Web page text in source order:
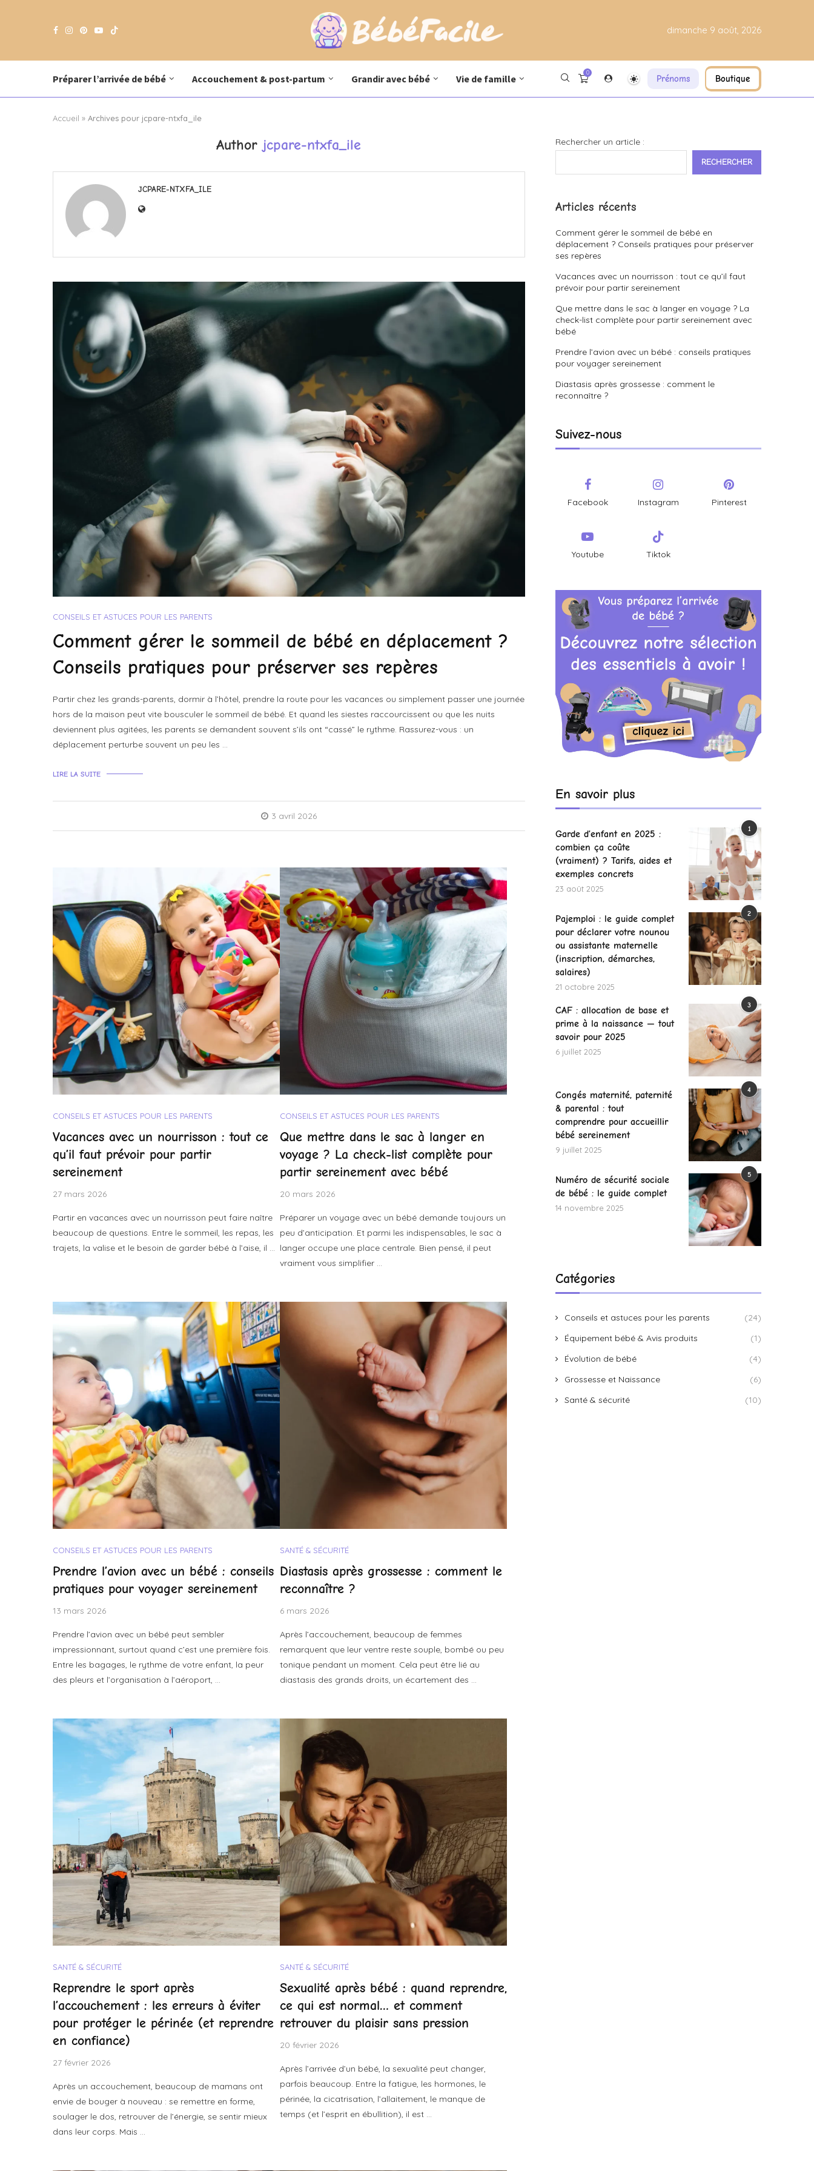
dimanche 9 août, 2026
Préparer l’arrivée de bébé Accouchement & post-partum Grandir avec bébé Vie de famille
0
Prénoms Boutique
Accueil » Archives pour jcpare-ntxfa_ile
Author jcpare-ntxfa_ile
JCPARE-NTXFA_ILE
CONSEILS ET ASTUCES POUR LES PARENTS
Comment gérer le sommeil de bébé en déplacement ?
Conseils pratiques pour préserver ses repères
Partir chez les grands-parents, dormir à l’hôtel, prendre la route pour les vacances ou simplement passer une journée
hors de la maison peut vite bousculer le sommeil de bébé. Et quand les siestes raccourcissent ou que les nuits
deviennent plus agitées, les parents se demandent souvent s’ils ont “cassé” le rythme. Rassurez-vous : un
déplacement perturbe souvent un peu les …
LIRE LA SUITE
3 avril 2026
CONSEILS ET ASTUCES POUR LES PARENTS
Vacances avec un nourrisson : tout ce
qu’il faut prévoir pour partir
sereinement
27 mars 2026
Partir en vacances avec un nourrisson peut faire naître
beaucoup de questions. Entre le sommeil, les repas, les
trajets, la valise et le besoin de garder bébé à l’aise, il …
CONSEILS ET ASTUCES POUR LES PARENTS
Que mettre dans le sac à langer en
voyage ? La check-list complète pour
partir sereinement avec bébé
20 mars 2026
Préparer un voyage avec un bébé demande toujours un
peu d’anticipation. Et parmi les indispensables, le sac à
langer occupe une place centrale. Bien pensé, il peut
vraiment vous simplifier …
CONSEILS ET ASTUCES POUR LES PARENTS
Prendre l’avion avec un bébé : conseils
pratiques pour voyager sereinement
13 mars 2026
Prendre l’avion avec un bébé peut sembler
impressionnant, surtout quand c’est une première fois.
Entre les bagages, le rythme de votre enfant, la peur
des pleurs et l’organisation à l’aéroport, …
SANTÉ & SÉCURITÉ
Diastasis après grossesse : comment le
reconnaître ?
6 mars 2026
Après l’accouchement, beaucoup de femmes
remarquent que leur ventre reste souple, bombé ou peu
tonique pendant un moment. Cela peut être lié au
diastasis des grands droits, un écartement des …
SANTÉ & SÉCURITÉ
Reprendre le sport après
l’accouchement : les erreurs à éviter
pour protéger le périnée (et reprendre
en confiance)
27 février 2026
Après un accouchement, beaucoup de mamans ont
envie de bouger à nouveau : se remettre en forme,
soulager le dos, retrouver de l’énergie, se sentir mieux
dans leur corps. Mais …
SANTÉ & SÉCURITÉ
Sexualité après bébé : quand reprendre,
ce qui est normal… et comment
retrouver du plaisir sans pression
20 février 2026
Après l’arrivée d’un bébé, la sexualité peut changer,
parfois beaucoup. Entre la fatigue, les hormones, le
périnée, la cicatrisation, l’allaitement, le manque de
temps (et l’esprit en ébullition), il est …
Rechercher un article :
RECHERCHER
Articles récents
Comment gérer le sommeil de bébé en
déplacement ? Conseils pratiques pour préserver
ses repères
Vacances avec un nourrisson : tout ce qu’il faut
prévoir pour partir sereinement
Que mettre dans le sac à langer en voyage ? La
check-list complète pour partir sereinement avec
bébé
Prendre l’avion avec un bébé : conseils pratiques
pour voyager sereinement
Diastasis après grossesse : comment le
reconnaître ?
Suivez-nous
Facebook Instagram Pinterest
Youtube Tiktok
En savoir plus
1
Garde d’enfant en 2025 :
combien ça coûte
(vraiment) ? Tarifs, aides et
exemples concrets
23 août 2025
2
Pajemploi : le guide complet
pour déclarer votre nounou
ou assistante maternelle
(inscription, démarches,
salaires)
21 octobre 2025
3
CAF : allocation de base et
prime à la naissance — tout
savoir pour 2025
6 juillet 2025
4
Congés maternité, paternité
& parental : tout
comprendre pour accueillir
bébé sereinement
9 juillet 2025
5
Numéro de sécurité sociale
de bébé : le guide complet
14 novembre 2025
Catégories
Conseils et astuces pour les parents
(24)
Équipement bébé & Avis produits
(1)
Évolution de bébé
(4)
Grossesse et Naissance
(6)
Santé & sécurité
(10)